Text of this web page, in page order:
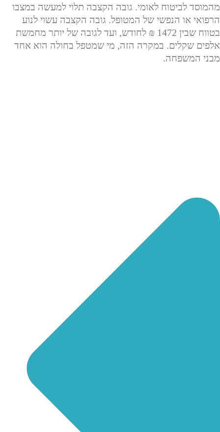
מהמוסד לביטוח לאומי. גובה הקצבה תלוי למעשה במצבו
הרפואי או הנפשי של המטופל. גובה הקצבה עשוי לנוע
בטווח שבין 1472 ₪ לחודש, ועד לגובה של יותר מחמשת
אלפים שקלים. במקרה הזה, מי שמטפל בחולה הוא אחד
מבני המשפחה.